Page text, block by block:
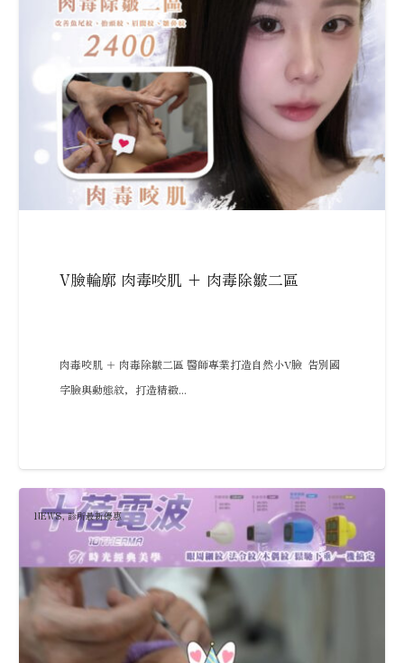
V臉輪廓 肉毒咬肌 + 肉毒除皺二區
肉毒咬肌 ＋ 肉毒除皺二區 醫師專業打造自然小V臉 告別國
字臉與動態紋，打造精緻...
NEWS,診所最新優惠